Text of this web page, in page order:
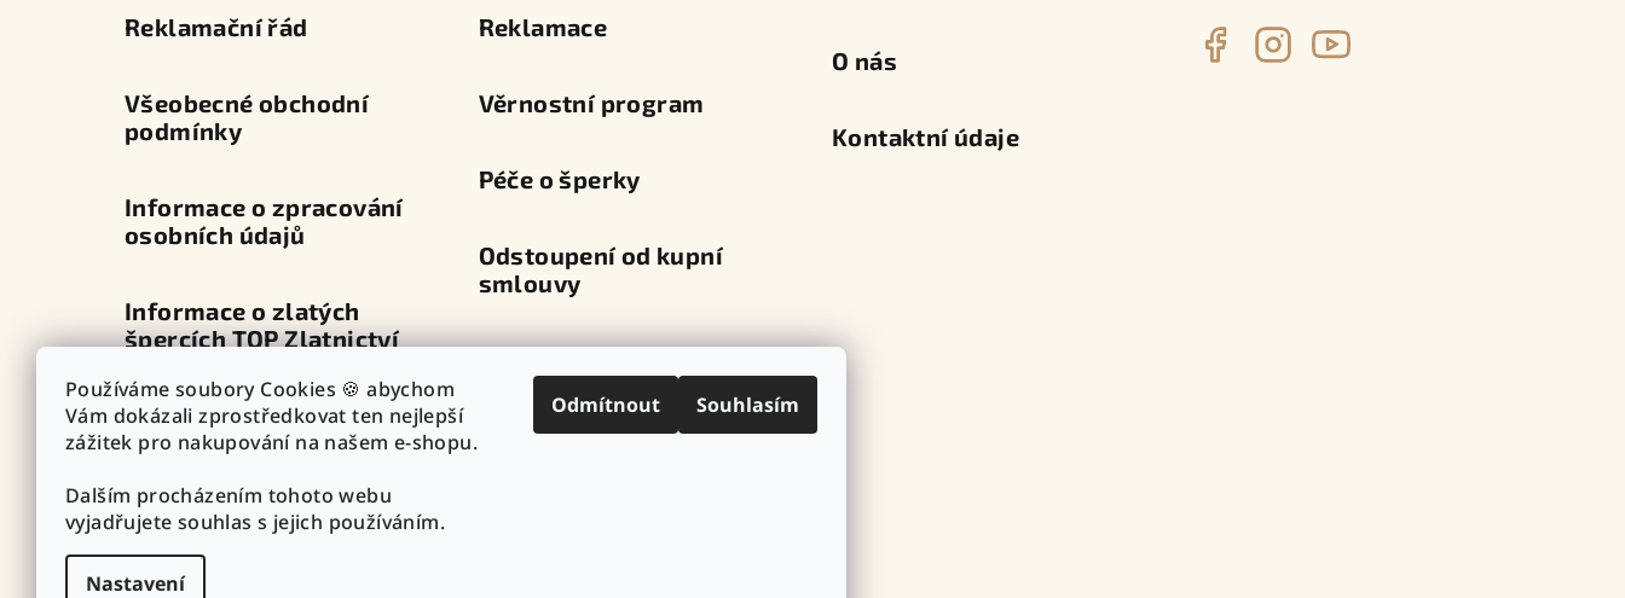
Používáme soubory Cookies 🍪 abychom
Vám dokázali zprostředkovat ten nejlepší
zážitek pro nakupování na našem e-shopu.
Dalším procházením tohoto webu
vyjadřujete souhlas s jejich používáním.
Nastavení
Odmítnout Souhlasím
Reklamační řád
Všeobecné obchodní
podmínky
Informace o zpracování
osobních údajů
Informace o zlatých
špercích TOP Zlatnictví
Průvodce zapínáním
náušnic
Vazby - vzory řetízků
Reklamace
Věrnostní program
Péče o šperky
Odstoupení od kupní
smlouvy
Výdejní místa
O nás
Kontaktní údaje